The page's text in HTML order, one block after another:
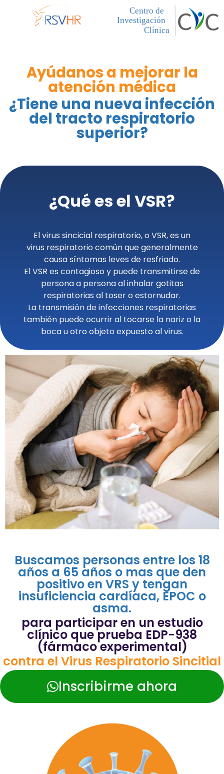
Ayúdanos a mejorar la
atención médica
¿Tiene una nueva infección
del tracto respiratorio
superior?
¿Qué es el VSR?
El virus sincicial respiratorio, o VSR, es un
virus respiratorio común que generalmente
causa síntomas leves de resfriado.
El VSR es contagioso y puede transmitirse de
persona a persona al inhalar gotitas
respiratorias al toser o estornudar.
La transmisión de infecciones respiratorias
también puede ocurrir al tocarse la nariz o la
boca u otro objeto expuesto al virus.
Buscamos personas entre los 18
años a 65 años o mas que den
positivo en VRS y tengan
insuficiencia cardíaca, EPOC o
asma.
para participar en un estudio
clínico que prueba EDP-938
(fármaco experimental)
contra el Virus Respiratorio Sincitial
Inscribirme ahora